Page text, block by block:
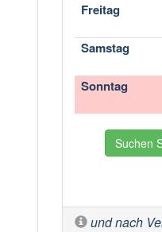
Freitag
Samstag
Sonntag
Suchen
und nach